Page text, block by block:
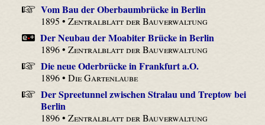
Vom Bau der Oberbaumbrücke in Berlin
1895 •Zentralblatt der Bauverwaltung
Der Neubau der Moabiter Brücke in Berlin
1896 •Zentralblatt der Bauverwaltung
Die neue Oderbrücke in Frankfurt a.O.
1896 •Die Gartenlaube
Der Spreetunnel zwischen Stralau und Treptow bei
Berlin
1896 •Zentralblatt der Bauverwaltung